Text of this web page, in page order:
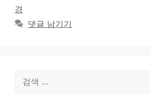
경
댓글 남기기
색: